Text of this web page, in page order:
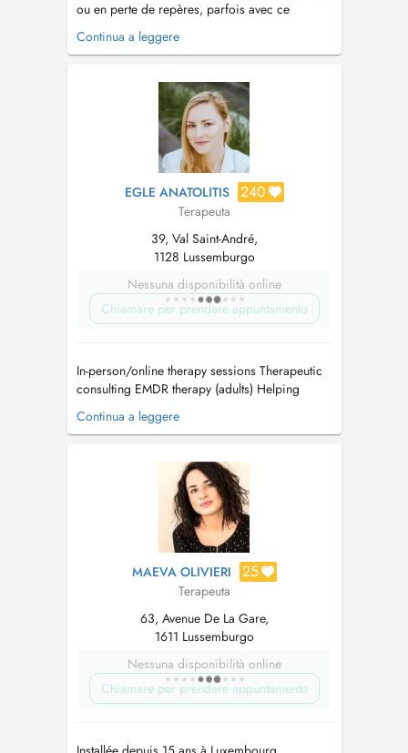
ou en perte de repères, parfois avec ce
sentiment diffus que « quelque chose ne va
plus » sans toujours savoir quoi. Vous aimeriez
compte vraiment pour vous, et avancer vers
plus de sérénité et de justesse d...
Continua a leggere
EGLE ANATOLITIS 240
Terapeuta
39, Val Saint-André,
1128 Lussemburgo
Nessuna disponibilità online
Chiamare per prendere appuntamento
In-person/online therapy sessions Therapeutic
consulting EMDR therapy (adults) Helping
people with a range of emotional and
psychological difficulties including anxiety,
relationship problems, traumas, addictions,
eating disorders, identity issues and...
Continua a leggere
MAEVA OLIVIERI 25
Terapeuta
63, Avenue De La Gare,
1611 Lussemburgo
Nessuna disponibilità online
Chiamare per prendere appuntamento